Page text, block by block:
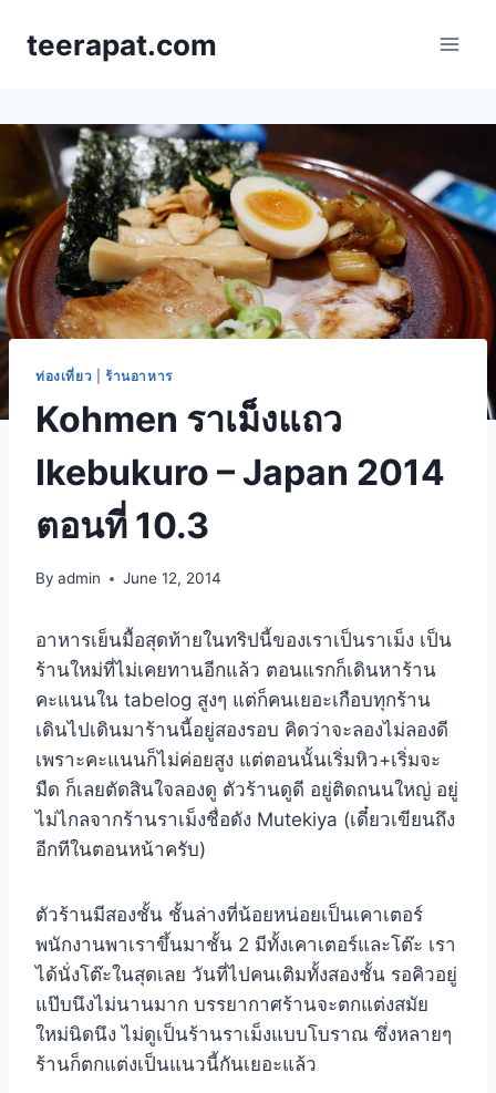
teerapat.com
ท่องเที่ยว ร้านอาหาร
Kohmen ราเม็งแถว
Ikebukuro – Japan 2014
ตอนที่ 10.3
By admin June 12, 2014
อาหารเย็นมื้อสุดท้ายในทริปนี้ของเราเป็นราเม็ง เป็น
ร้านใหม่ที่ไม่เคยทานอีกแล้ว ตอนแรกก็เดินหาร้าน
คะแนนใน tabelog สูงๆ แต่ก็คนเยอะเกือบทุกร้าน
เดินไปเดินมาร้านนี้อยู่สองรอบ คิดว่าจะลองไม่ลองดี
เพราะคะแนนก็ไม่ค่อยสูง แต่ตอนนั้นเริ่มหิว+เริ่มจะ
มืด ก็เลยตัดสินใจลองดู ตัวร้านดูดี อยู่ติดถนนใหญ่ อยู่
ไม่ไกลจากร้านราเม็งชื่อดัง Mutekiya (เดี๋ยวเขียนถึง
อีกทีในตอนหน้าครับ)
ตัวร้านมีสองชั้น ชั้นล่างที่น้อยหน่อยเป็นเคาเตอร์
พนักงานพาเราขึ้นมาชั้น 2 มีทั้งเคาเตอร์และโต๊ะ เรา
ได้นั่งโต๊ะในสุดเลย วันที่ไปคนเติมทั้งสองชั้น รอคิวอยู่
แป๊บนึงไม่นานมาก บรรยากาศร้านจะตกแต่งสมัย
ใหม่นิดนึง ไม่ดูเป็นร้านราเม็งแบบโบราณ ซึ่งหลายๆ
ร้านก็ตกแต่งเป็นแนวนี้กันเยอะแล้ว